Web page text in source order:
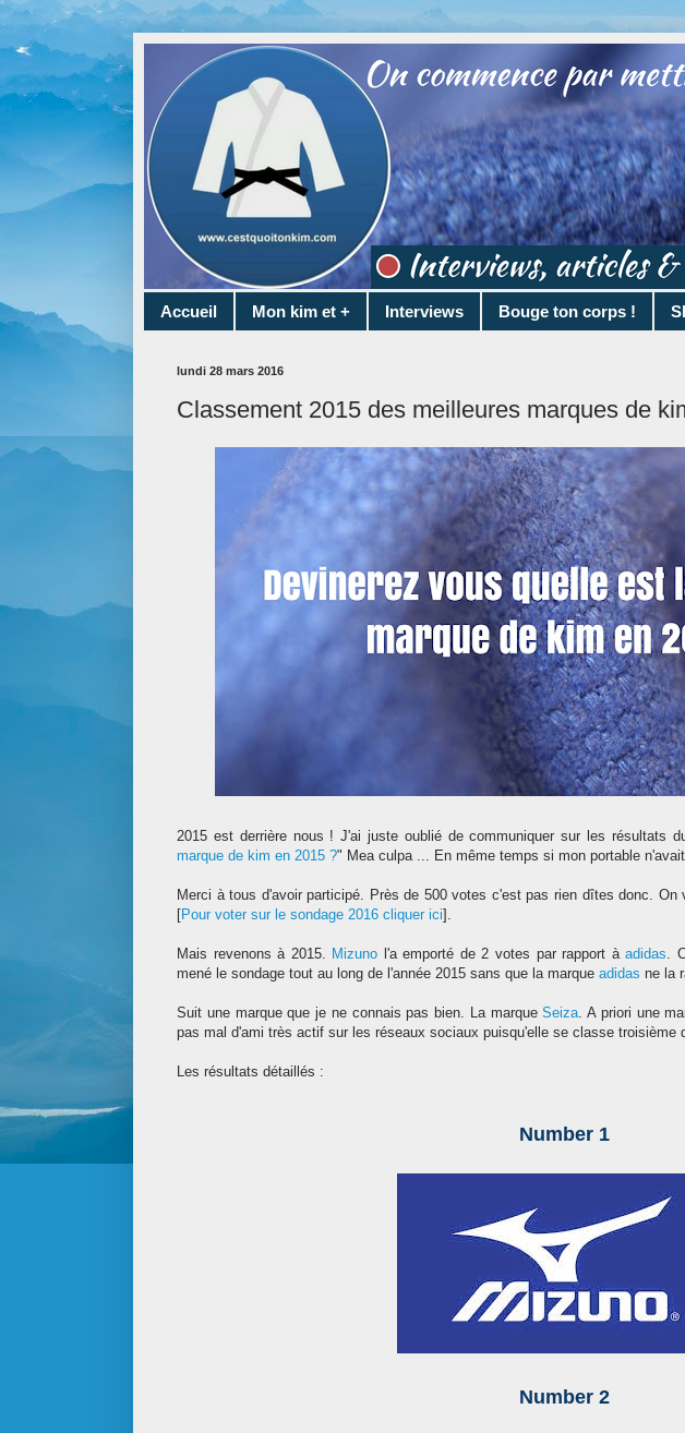
Accueil Mon kim et + Interviews Bouge ton corps !
lundi 28 mars 2016
Classement 2015 des meilleures marques de
2015 est derrière nous ! J'ai juste oublié de communiquer sur les résultats
marque de kim en 2015 ?" Mea culpa ... En même temps si mon portable
Merci à tous d'avoir participé . Près de 500 votes c'est pas rien dîtes donc.
[Pour voter sur le sondage 2016 cliquer ici].
Mais revenons à 2015. Mizuno l'a emporté de 2 votes par rapport àadidas
mené le sondage tout au long de l'année 2015 sans que la marque adidas ne la
Suit une marque que je ne connais pas bien. La marqueSeiza .A priori une
pas mal d'ami très actif sur les réseaux sociaux puisqu'elle se classe troisième
Les résultats détaillés :
Number 1
Number 2